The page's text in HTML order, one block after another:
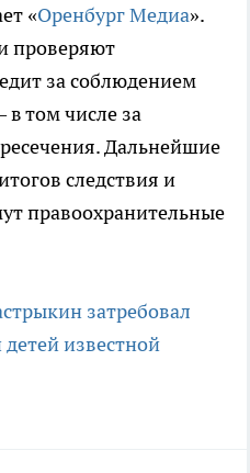
«Оренбург Медиа».
проверяют
за соблюдением
том числе за
Дальнейшие
следствия и
правоохранительные
затребовал
известной